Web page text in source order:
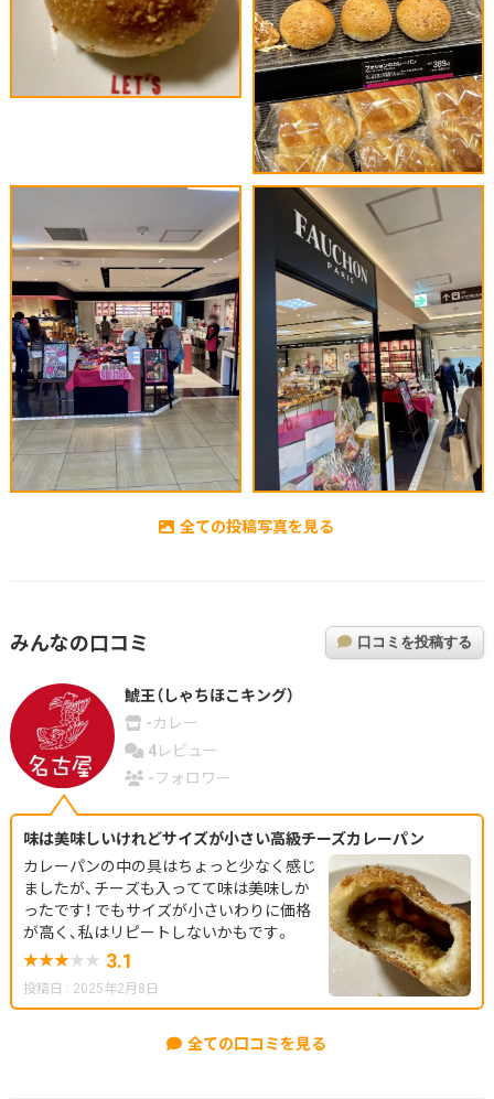
全ての投稿写真を見る
みんなの口コミ 口コミを投稿する
鯱王（しゃちほこキング）
-カレー
4レビュー
-フォロワー
味は美味しいけれどサイズが小さい高級チーズカレーパン
カレーパンの中の具はちょっと少なく感じ
ましたが、チーズも入ってて味は美味しか
ったです！ でもサイズが小さいわりに価格
が高く、私はリピートしないかもです。
3.1
投稿日 : 2025年2月8日
全ての口コミを見る